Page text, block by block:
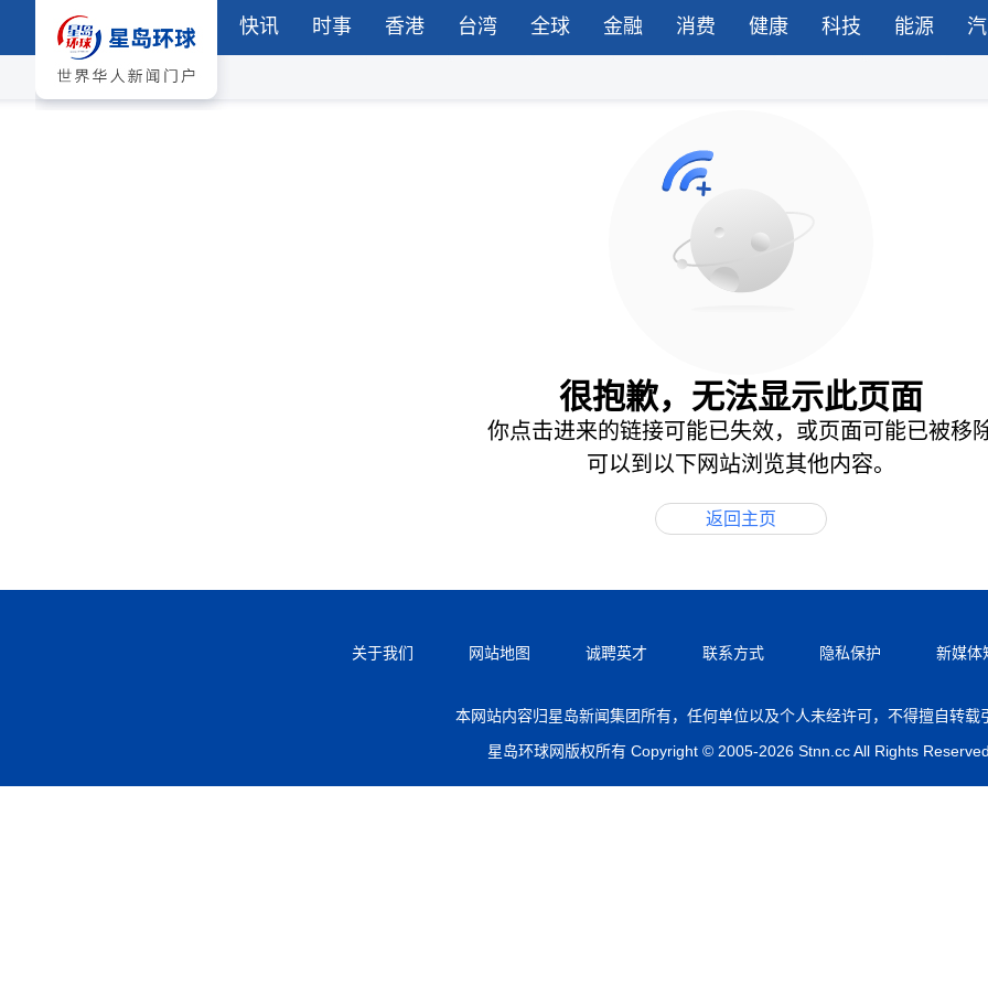
快讯 时事 香港 台湾 全球 金融 消费 健康 科技 能源
很抱歉，无法显示此页面
你点击进来的链接可能已失效，或页面可能已被移
可以到以下网站浏览其他内容。
返回主页
关于我们 网站地图 诚聘英才 联系方式 隐私保护 新媒体
本网站内容归星岛新闻集团所有，任何单位以及个人未经许可，不得擅自转载
星岛环球网版权所有 Copyright © 2005-2026 Stnn.cc All Rights Reserved.